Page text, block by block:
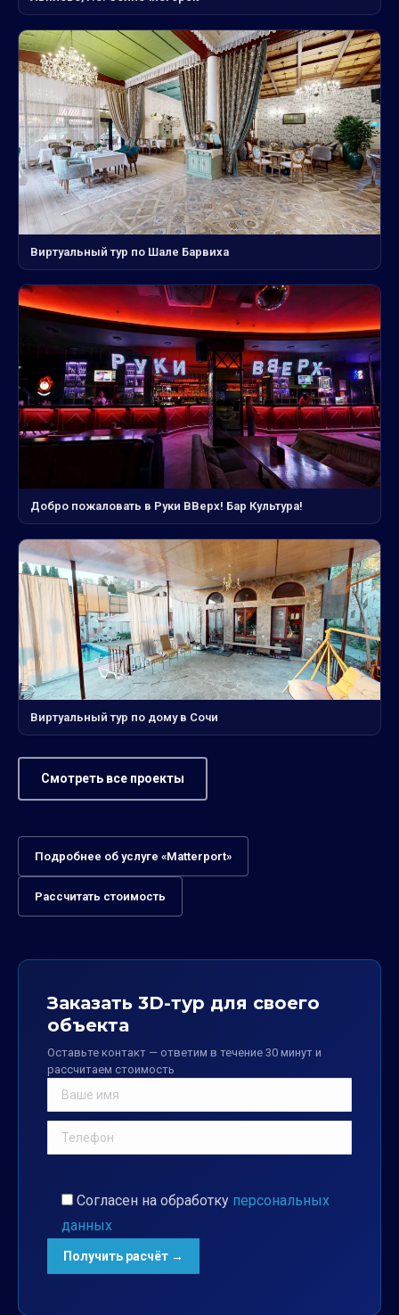
Виртуальный тур по Шале Барвиха
Добро пожаловать в Руки ВВерх! Бар Культура!
Виртуальный тур по дому в Сочи
Смотреть все проекты
Подробнее об услуге «Matterport»
Рассчитать стоимость
Заказать 3D-тур для своего
объекта
Оставьте контакт — ответим в течение 30 минут и
рассчитаем стоимость
Согласен на обработку персональных
данных